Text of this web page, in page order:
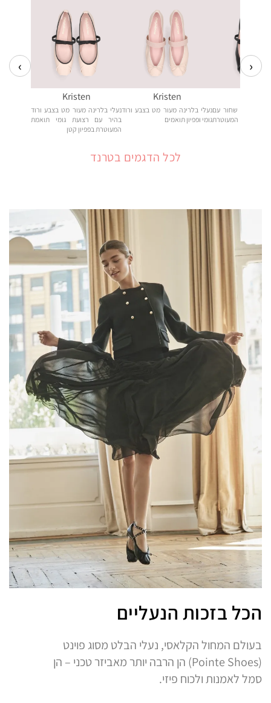
‹
Kristen
נעלי בלרינה מעור מט בצבע ורוד
בהיר עם רצועת גומי תואמת
המעוטרת בפפיון קטן
Kristen
נעלי בלרינה מעור מט בצבע ורוד
גומי ופפיון תואמים
מעור מט שחור עם
שחורה המעוטרת
›
לכל הדגמים בטרנד
הכל בזכות הנעליים
בעולם המחול הקלאסי, נעלי הבלט מסוג פוינט
(Pointe Shoes) הן הרבה יותר מאביזר טכני – הן
סמל לאמנות ולכוח פיזי.